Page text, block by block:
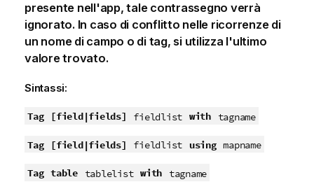
presente nell'app, tale contrassegno verrà
ignorato. In caso di conflitto nelle ricorrenze di
un nome di campo o di tag, si utilizza l'ultimo
valore trovato.
Sintassi:
Tag [field|fields] fieldlist with tagname
Tag [field|fields] fieldlist using mapname
Tag table tablelist with tagname